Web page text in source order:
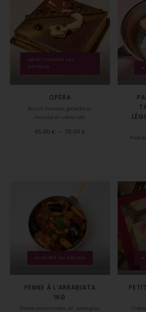
SÉLECTIONNER LES
OPTIONS
OPÉRA
Biscuit Joconde, ganache au
chocolat et crème café.
45,00€ – 70,00€
Pavé
AJOUTER AU PANIER
PENNE À L’ARRABIATA
1KG
Penne sauce tomate, ail, aubergine,